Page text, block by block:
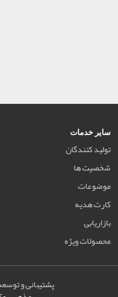
سایر خدمات
تولید کنندگان
شخصیت ها
موضوعات
کارت هدیه
بازاریابی
محصولات ویژه
پشتیبانی و